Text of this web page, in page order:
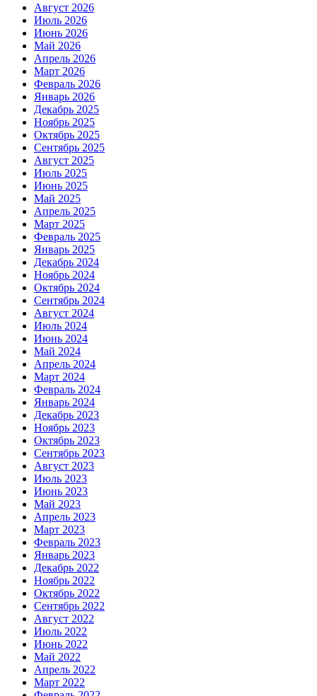
Август 2026
Июль 2026
Июнь 2026
Май 2026
Апрель 2026
Март 2026
Февраль 2026
Январь 2026
Декабрь 2025
Ноябрь 2025
Октябрь 2025
Сентябрь 2025
Август 2025
Июль 2025
Июнь 2025
Май 2025
Апрель 2025
Март 2025
Февраль 2025
Январь 2025
Декабрь 2024
Ноябрь 2024
Октябрь 2024
Сентябрь 2024
Август 2024
Июль 2024
Июнь 2024
Май 2024
Апрель 2024
Март 2024
Февраль 2024
Январь 2024
Декабрь 2023
Ноябрь 2023
Октябрь 2023
Сентябрь 2023
Август 2023
Июль 2023
Июнь 2023
Май 2023
Апрель 2023
Март 2023
Февраль 2023
Январь 2023
Декабрь 2022
Ноябрь 2022
Октябрь 2022
Сентябрь 2022
Август 2022
Июль 2022
Июнь 2022
Май 2022
Апрель 2022
Март 2022